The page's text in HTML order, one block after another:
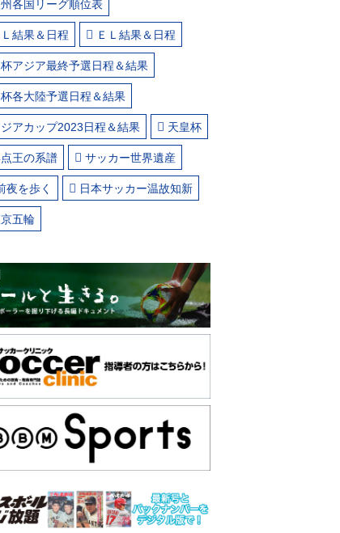
各国リーグ順位表
Ｌ結果＆日程 ＥＬ結果＆日程
アジア最終予選日程＆結果
各大陸予選日程＆結果
アカップ2023日程＆結果 天皇杯
王の系譜 サッカー世界遺産
夜を歩く 日本サッカー温故知新
五輪